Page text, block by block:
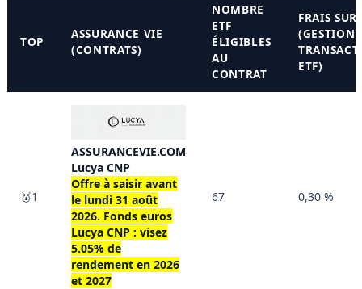
TOP
ASSURANCE VIE
(CONTRATS)
NOMBRE
ETF
ÉLIGIBLES
AU
CONTRAT
FRAIS SUR
(GESTION
ETF)
🥇1
ASSURANCEVIE.COM
Lucya CNP
Offre à saisir avant
le lundi 31 août
2026. Fonds euros
Lucya CNP : visez
5.05% de
rendement en 2026
et 2027
67 0,30 %